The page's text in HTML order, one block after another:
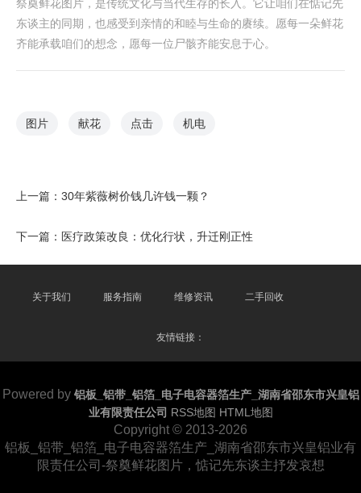
祭奠鲜花图片，是传统文化与当代生存的长入。它让咱们在惦记先
东谈主的同期，也感受到亲情的和睦与生命的赓续。愿每一朵鲜花
齐能承载咱们的想念，愿每一位尸骸齐能安息于心。
图片 献花 点击 机电
上一篇： 30年紫薇树价钱几许钱一颗？
下一篇： 医疗政策改良：优化行状，升迁刚正性
关于我们 服务指南 维修资讯 二手回收
友情链接：
Powered by 铝板_铝带_铝箔_电子电容器箔生产_湖南省邵东市兴皇铝
业有限责任公司 RSS地图 HTML地图
Copyright © 2013-2026
铝板_铝带_铝箔_电子电容器箔生产_湖南省邵东市兴皇铝业有
限责任公司-祭奠鲜花图片，惦记先东谈主抒发哀想